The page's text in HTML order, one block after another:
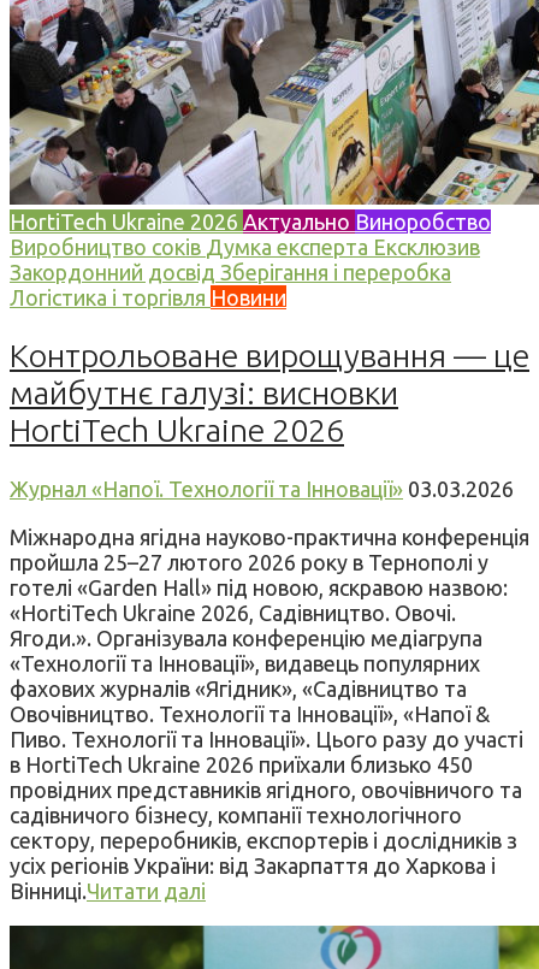
HortiTech Ukraine 2026 Актуально Виноробство
Виробництво соків Думка експерта Ексклюзив
Закордонний досвід Зберігання і переробка
Логістика і торгівля Новини
Контрольоване вирощування — це
майбутнє галузі: висновки
HortiTech Ukraine 2026
Журнал «Напої. Технології та Інновації» 03.03.2026
Міжнародна ягідна науково-практична конференція
пройшла 25–27 лютого 2026 року в Тернополі у
готелі «Garden Hall» під новою, яскравою назвою:
«HortiTech Ukraine 2026, Садівництво. Овочі.
Ягоди.». Організувала конференцію медіагрупа
«Технології та Інновації», видавець популярних
фахових журналів «Ягідник», «Садівництво та
Овочівництво. Технології та Інновації», «Напої &
Пиво. Технології та Інновації». Цього разу до участі
в HortiTech Ukraine 2026 приїхали близько 450
провідних представників ягідного, овочівничого та
садівничого бізнесу, компанії технологічного
сектору, переробників, експортерів і дослідників з
усіх регіонів України: від Закарпаття до Харкова і
Вінниці.Читати далі